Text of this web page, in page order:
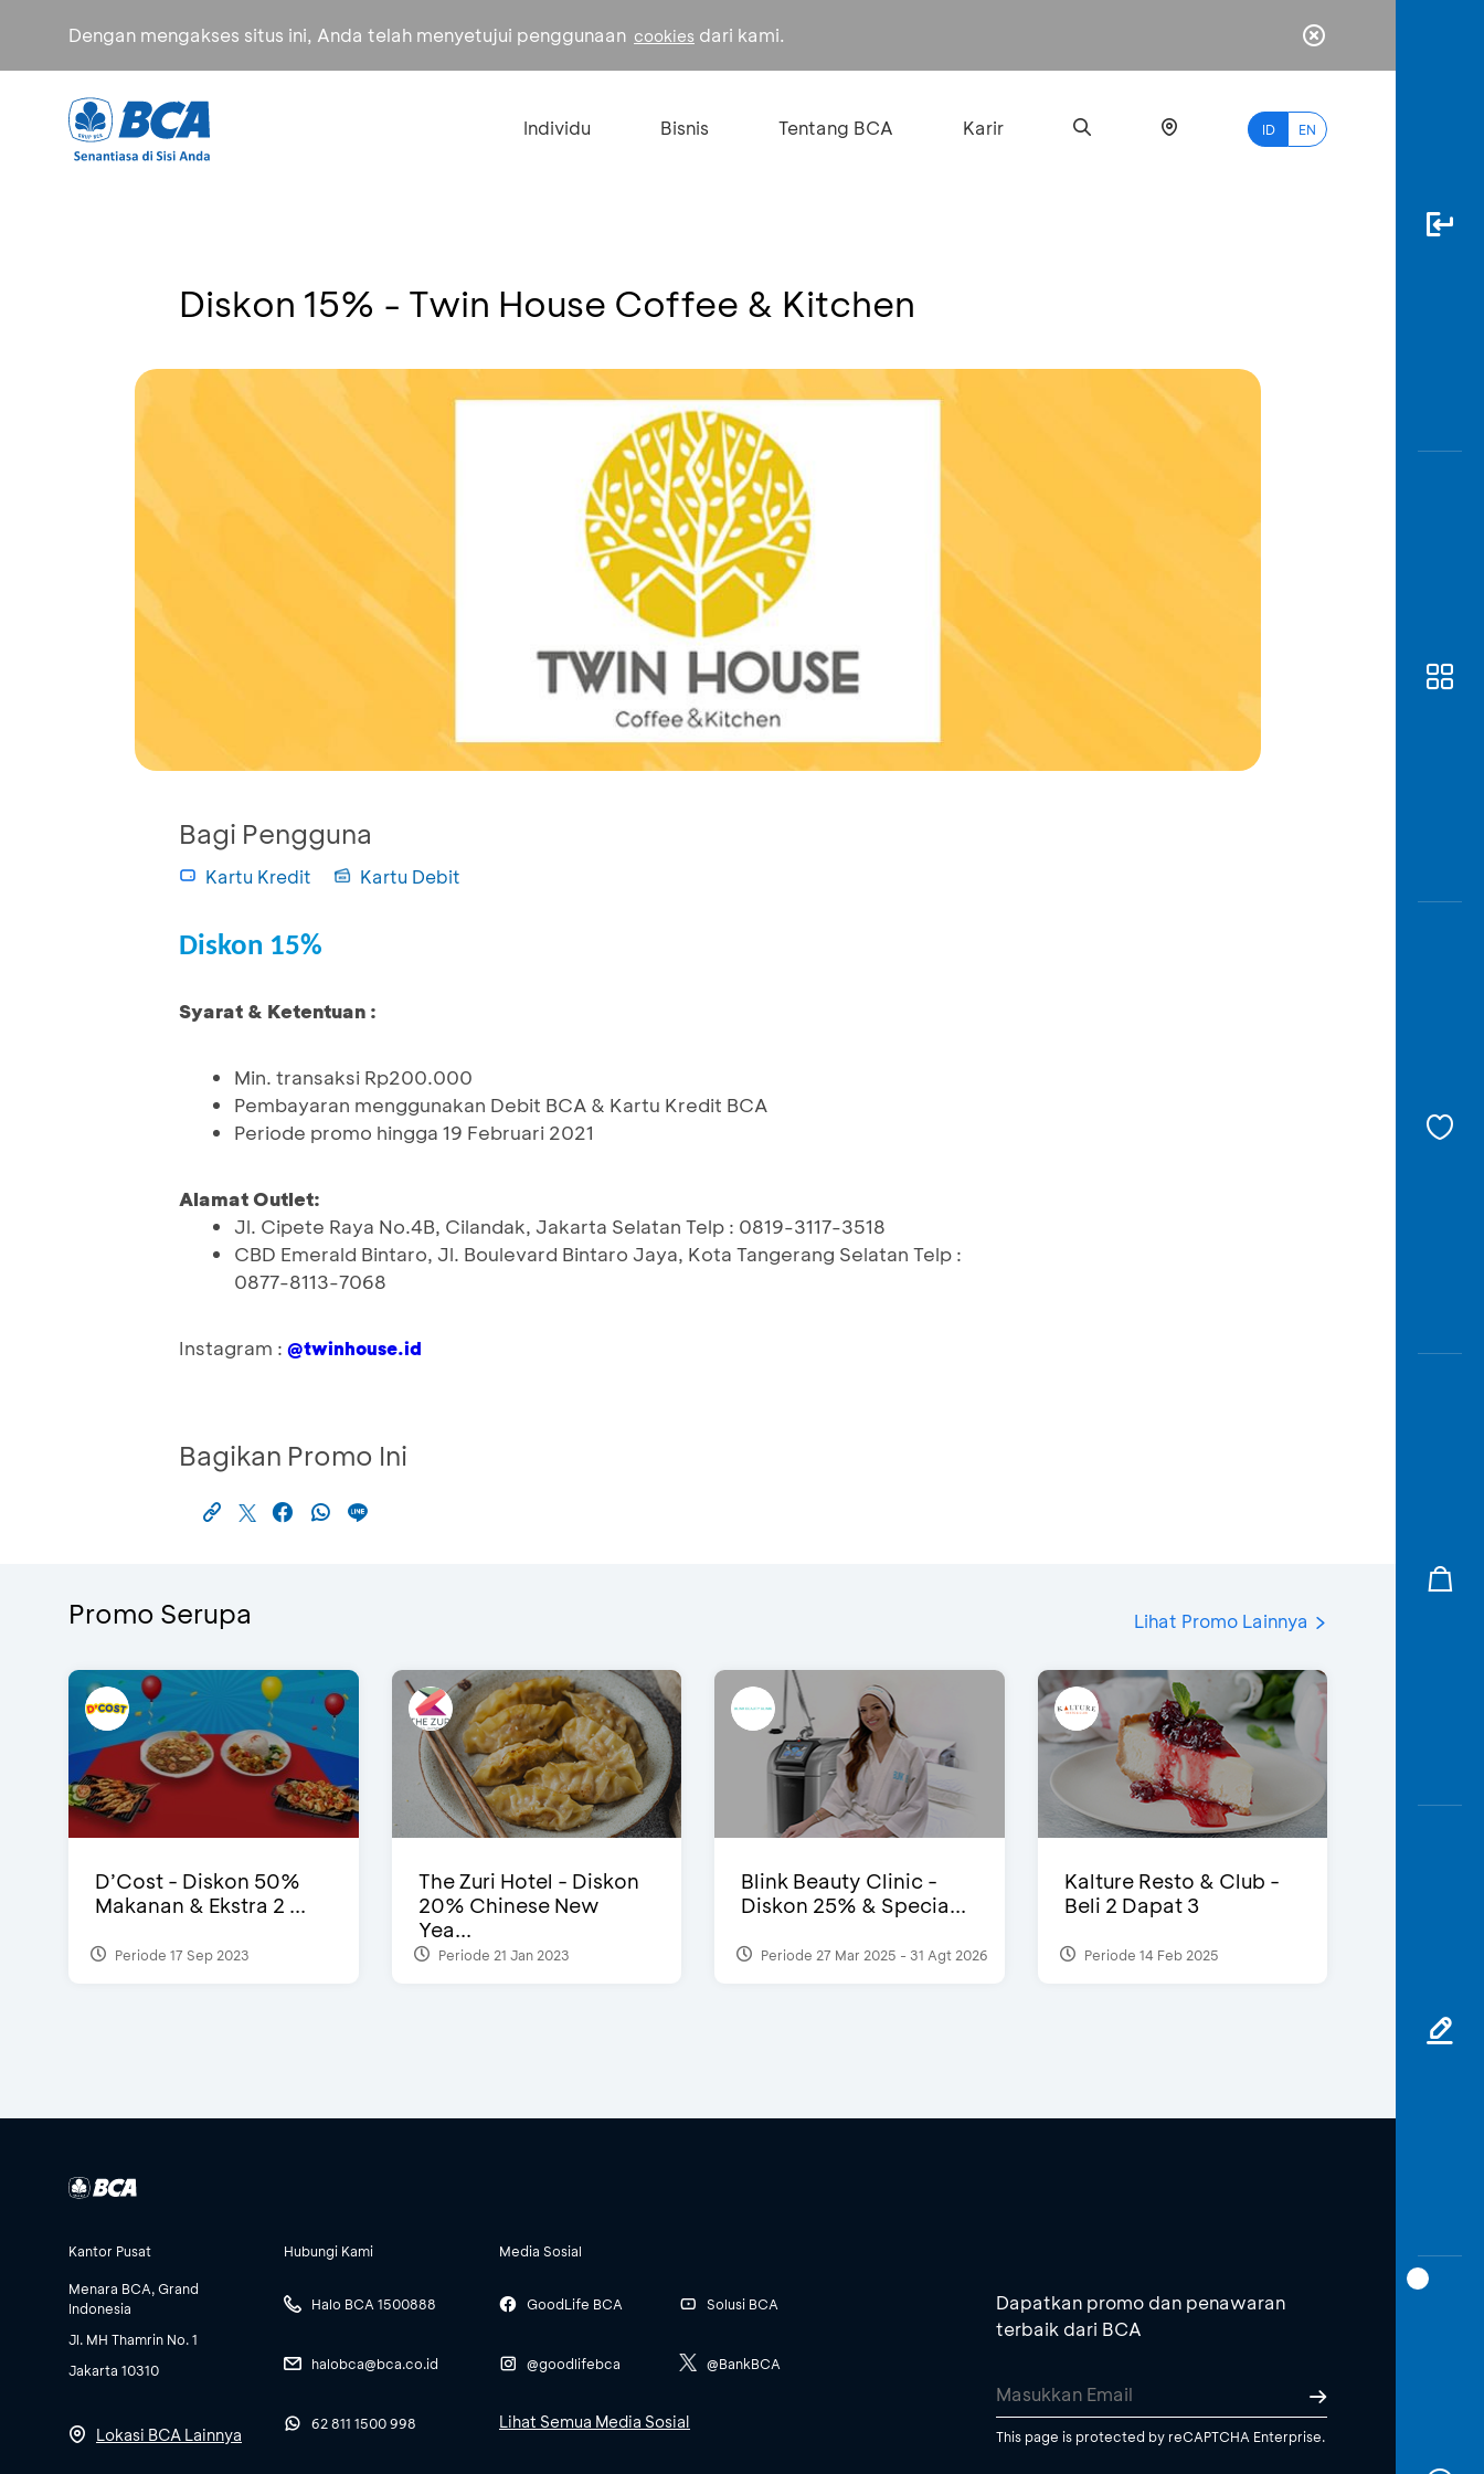
Dengan mengakses situs ini, Anda telah menyetujui penggunaan cookies dari kami.
Individu Bisnis Tentang BCA Karir ID EN
Diskon 15% - Twin House Coffee & Kitchen
Bagi Pengguna
Kartu Kredit Kartu Debit
Diskon 15%
Syarat & Ketentuan :
Min. transaksi Rp200.000
Pembayaran menggunakan Debit BCA & Kartu Kredit BCA
Periode promo hingga 19 Februari 2021
Alamat Outlet:
Jl. Cipete Raya No.4B, Cilandak, Jakarta Selatan Telp : 0819-3117-3518
CBD Emerald Bintaro, Jl. Boulevard Bintaro Jaya, Kota Tangerang Selatan Telp :
0877-8113-7068
Instagram : @twinhouse.id
Bagikan Promo Ini
Promo Serupa Lihat Promo Lainnya
D’Cost - Diskon 50%
Makanan & Ekstra 2 ...
Periode 17 Sep 2023
The Zuri Hotel - Diskon
20% Chinese New
Yea...
Periode 21 Jan 2023
Blink Beauty Clinic -
Diskon 25% & Specia...
Periode 27 Mar 2025 - 31 Agt 2026
Kalture Resto & Club -
Beli 2 Dapat 3
Periode 14 Feb 2025
Kantor Pusat
Menara BCA, Grand
Indonesia
Jl. MH Thamrin No. 1
Jakarta 10310
Lokasi BCA Lainnya
Hubungi Kami
Halo BCA 1500888
halobca@bca.co.id
62 811 1500 998
Media Sosial
GoodLife BCA
@goodlifebca
Solusi BCA
@BankBCA
Lihat Semua Media Sosial
Dapatkan promo dan penawaran
terbaik dari BCA
This page is protected by reCAPTCHA Enterprise.